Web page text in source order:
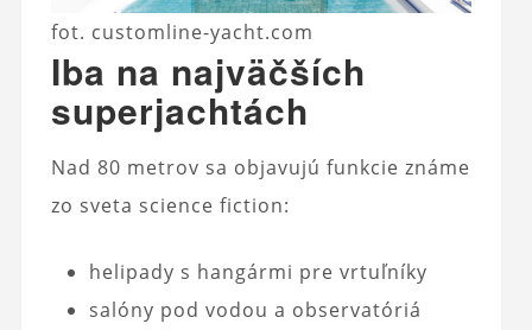
fot. customline-yacht.com
Iba na najväčších
superjachtách
Nad 80 metrov sa objavujú funkcie známe
zo sveta science fiction:
helipady s hangármi pre vrtuľníky
salóny pod vodou a observatóriá